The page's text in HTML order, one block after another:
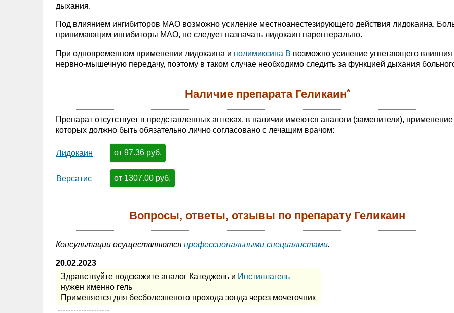
дыхания.
Под влиянием ингибиторов МАО возможно усиление местноанестезирующего действия лидокаина.
принимающим ингибиторы МАО, не следует назначать лидокаин парентерально.
При одновременном применении лидокаина и полимиксина В возможно усиление угнетающего влияния
нервно-мышечную передачу, поэтому в таком случае необходимо следить за функцией дыхания
Наличие препарата Геликаин*
Препарат отсутствует в представленных аптеках, в наличии имеются аналоги (заменители), применение
которых должно быть обязательно лично согласовано с лечащим врачом:
Лидокаин от 97.36 руб.
Версатис от 1307.00 руб.
Вопросы, ответы, отзывы по препарату Геликаин
Консультации осуществляются профессиональными специалистами.
20.02.2023
Здравствуйте подскажите аналог Катеджель и Инстиллагель
нужен именно гель
Применяется для бесболезненого прохода зонда через мочеточник